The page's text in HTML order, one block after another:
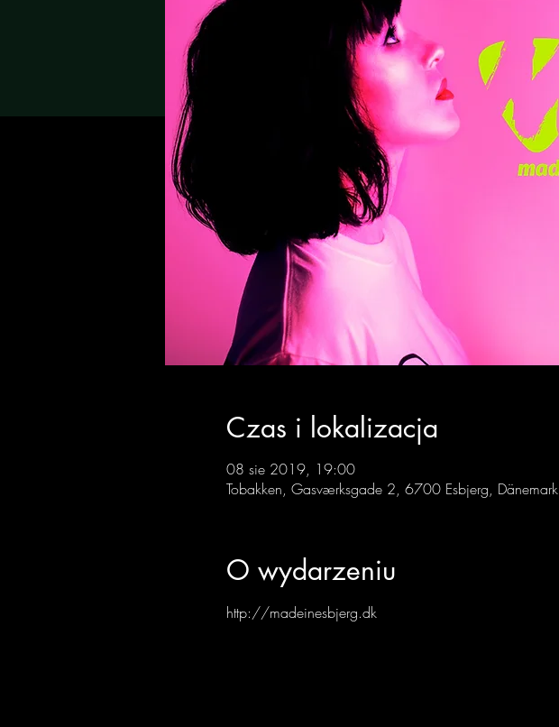
Czas i lokalizacja
08 sie 2019, 19:00
Tobakken, Gasværksgade 2, 6700 Esbjerg, Dänemark
O wydarzeniu
http://madeinesbjerg.dk